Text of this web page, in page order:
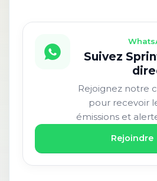
Suivez
Rejoignez notre
pour recevoir
émissions et
Rejoindre